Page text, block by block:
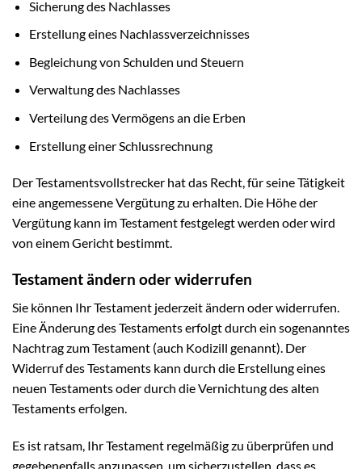
Sicherung des Nachlasses
Erstellung eines Nachlassverzeichnisses
Begleichung von Schulden und Steuern
Verwaltung des Nachlasses
Verteilung des Vermögens an die Erben
Erstellung einer Schlussrechnung
Der Testamentsvollstrecker hat das Recht, für seine Tätigkeit
eine angemessene Vergütung zu erhalten. Die Höhe der
Vergütung kann im Testament festgelegt werden oder wird
von einem Gericht bestimmt.
Testament ändern oder widerrufen
Sie können Ihr Testament jederzeit ändern oder widerrufen.
Eine Änderung des Testaments erfolgt durch ein sogenanntes
Nachtrag zum Testament (auch Kodizill genannt). Der
Widerruf des Testaments kann durch die Erstellung eines
neuen Testaments oder durch die Vernichtung des alten
Testaments erfolgen.
Es ist ratsam, Ihr Testament regelmäßig zu überprüfen und
gegebenenfalls anzupassen, um sicherzustellen, dass es